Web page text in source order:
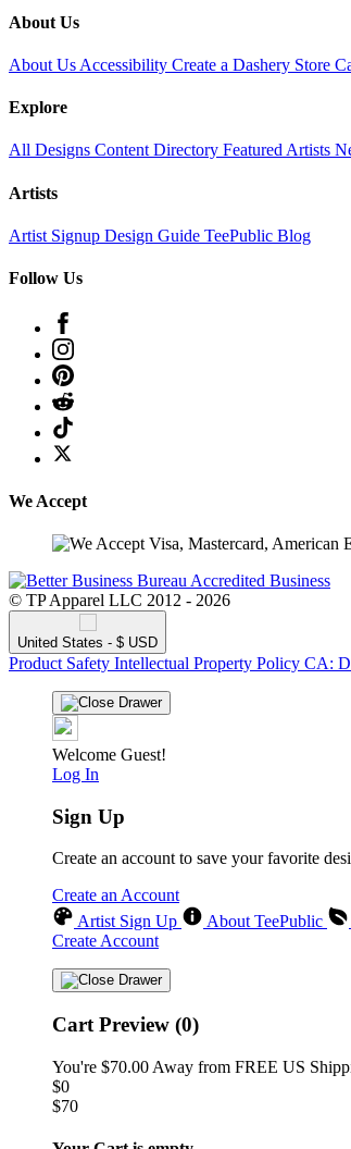
About Us
About Us Accessibility Create a Dashery Store
Explore
All Designs Content Directory Featured Artists
Artists
Artist Signup Design Guide TeePublic Blog
Follow Us
We Accept
© TP Apparel LLC 2012 - 2026
United States - $ USD
Product Safety Intellectual Property Policy CA:
Welcome Guest!
Log In
Sign Up
Create an account to save your favorite
Create an Account
Artist Sign Up
About TeePublic
Create Account
Cart Preview (0)
You're $70.00 Away from FREE US
$0
$70